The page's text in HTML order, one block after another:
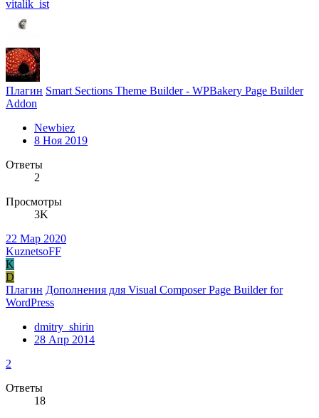
vitalik_ist
Плагин Smart Sections Theme Builder - WPBakery Page Builder
Addon
Newbiez
8 Ноя 2019
Ответы
2
Просмотры
3K
22 Мар 2020
KuznetsoFF
K
D
Плагин Дополнения для Visual Composer Page Builder for
WordPress
dmitry_shirin
28 Апр 2014
2
Ответы
18